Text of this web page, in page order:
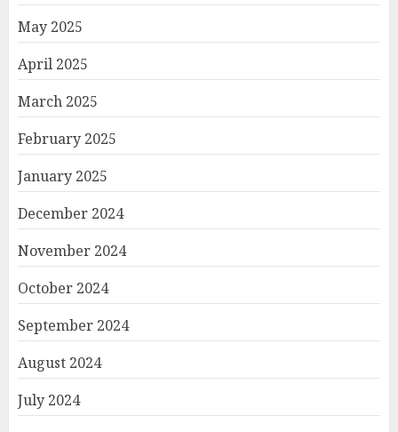
May 2025
April 2025
March 2025
February 2025
January 2025
December 2024
November 2024
October 2024
September 2024
August 2024
July 2024